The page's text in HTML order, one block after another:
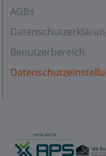
AGBs
Benutzerbereich